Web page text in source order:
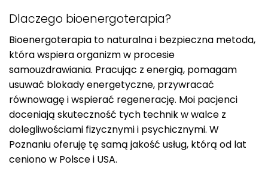
Dlaczego bioenergoterapia?
Bioenergoterapia to naturalna i bezpieczna metoda,
która wspiera organizm w procesie
samouzdrawiania. Pracując z energią, pomagam
usuwać blokady energetyczne, przywracać
równowagę i wspierać regenerację. Moi pacjenci
doceniają skuteczność tych technik w walce z
dolegliwościami fizycznymi i psychicznymi. W
Poznaniu oferuję tę samą jakość usług, którą od lat
ceniono w Polsce i USA.